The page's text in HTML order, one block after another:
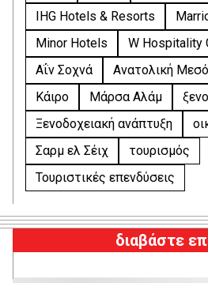
IHG Hotels & Resorts
Minor Hotels
W Hospitality
Αΐν Σοχνά
Ανατολική
Κάιρο
Μάρσα Αλάμ
Ξενοδοχειακή ανάπτυξη
Σαρμ ελ Σέιχ
τουρισμός
Τουριστικές επενδύσεις
διαβάστε